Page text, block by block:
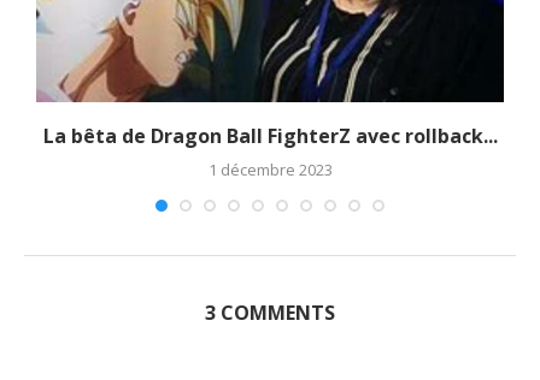
La bêta de Dragon Ball FighterZ avec rollback...
1 décembre 2023
3 COMMENTS